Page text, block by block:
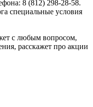
8 (812) 298-28-58.
специальные условия
с любым вопросом,
расскажет про акции